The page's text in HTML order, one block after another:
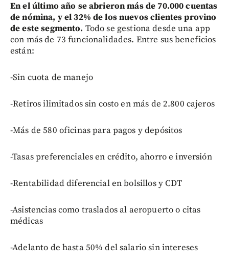
En el último año se abrieron más de 70.000 cuentas
de nómina, y el 32% de los nuevos clientes provino
de este segmento. Todo se gestiona desde una app
con más de 73 funcionalidades. Entre sus beneficios
están:
-Sin cuota de manejo
-Retiros ilimitados sin costo en más de 2.800 cajeros
-Más de 580 oficinas para pagos y depósitos
-Tasas preferenciales en crédito, ahorro e inversión
-Rentabilidad diferencial en bolsillos y CDT
-Asistencias como traslados al aeropuerto o citas
médicas
-Adelanto de hasta 50% del salario sin intereses